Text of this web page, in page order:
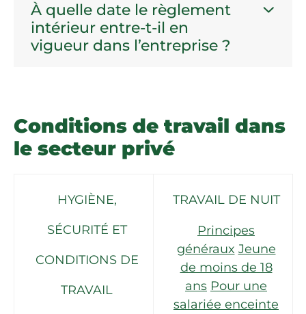
À quelle date le règlement
intérieur entre-t-il en
vigueur dans l’entreprise ?
Conditions de travail dans
le secteur privé
HYGIÈNE,
SÉCURITÉ ET
CONDITIONS DE
TRAVAIL
TRAVAIL DE NUIT
Principes
généraux Jeune
de moins de 18
ans Pour une
salariée enceinte